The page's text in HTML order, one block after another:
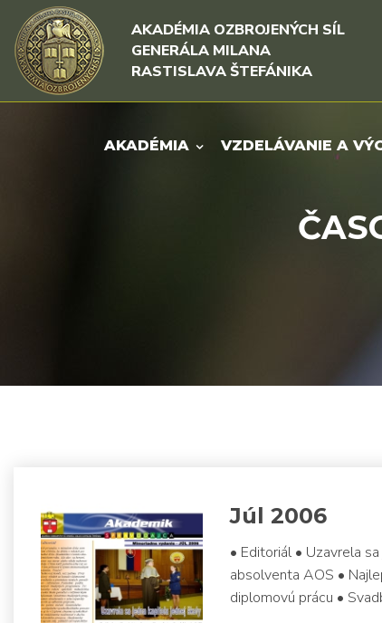
Rovno na obsah
Rovno na menu
AKADÉMIA OZBROJENÝCH SÍL
GENERÁLA MILANA
RASTISLAVA ŠTEFÁNIKA
AKADÉMIA VZDELÁVANIE A
Júl 2006
• Editoriál • Uzavrela
absolventa AOS •
diplomovú prácu •